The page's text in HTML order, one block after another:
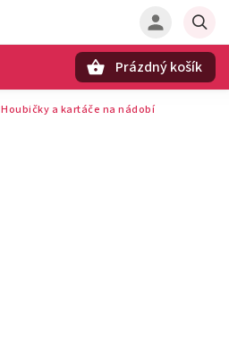
Prázdný košík
Houbičky a kartáče na nádobí